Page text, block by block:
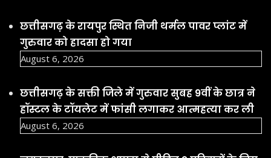
छत्तीसगढ़ के रायपुर स्थित निजी थर्मल पावर प्लांट में
गुरुवार को हादसा हो गया
August 6, 2026
छत्तीसगढ़ के सक्ती जिले में गुरुवार सुबह 9वीं के छात्र ने
हॉस्टल के टॉयलेट में फांसी लगाकर आत्महत्या कर ली
August 6, 2026